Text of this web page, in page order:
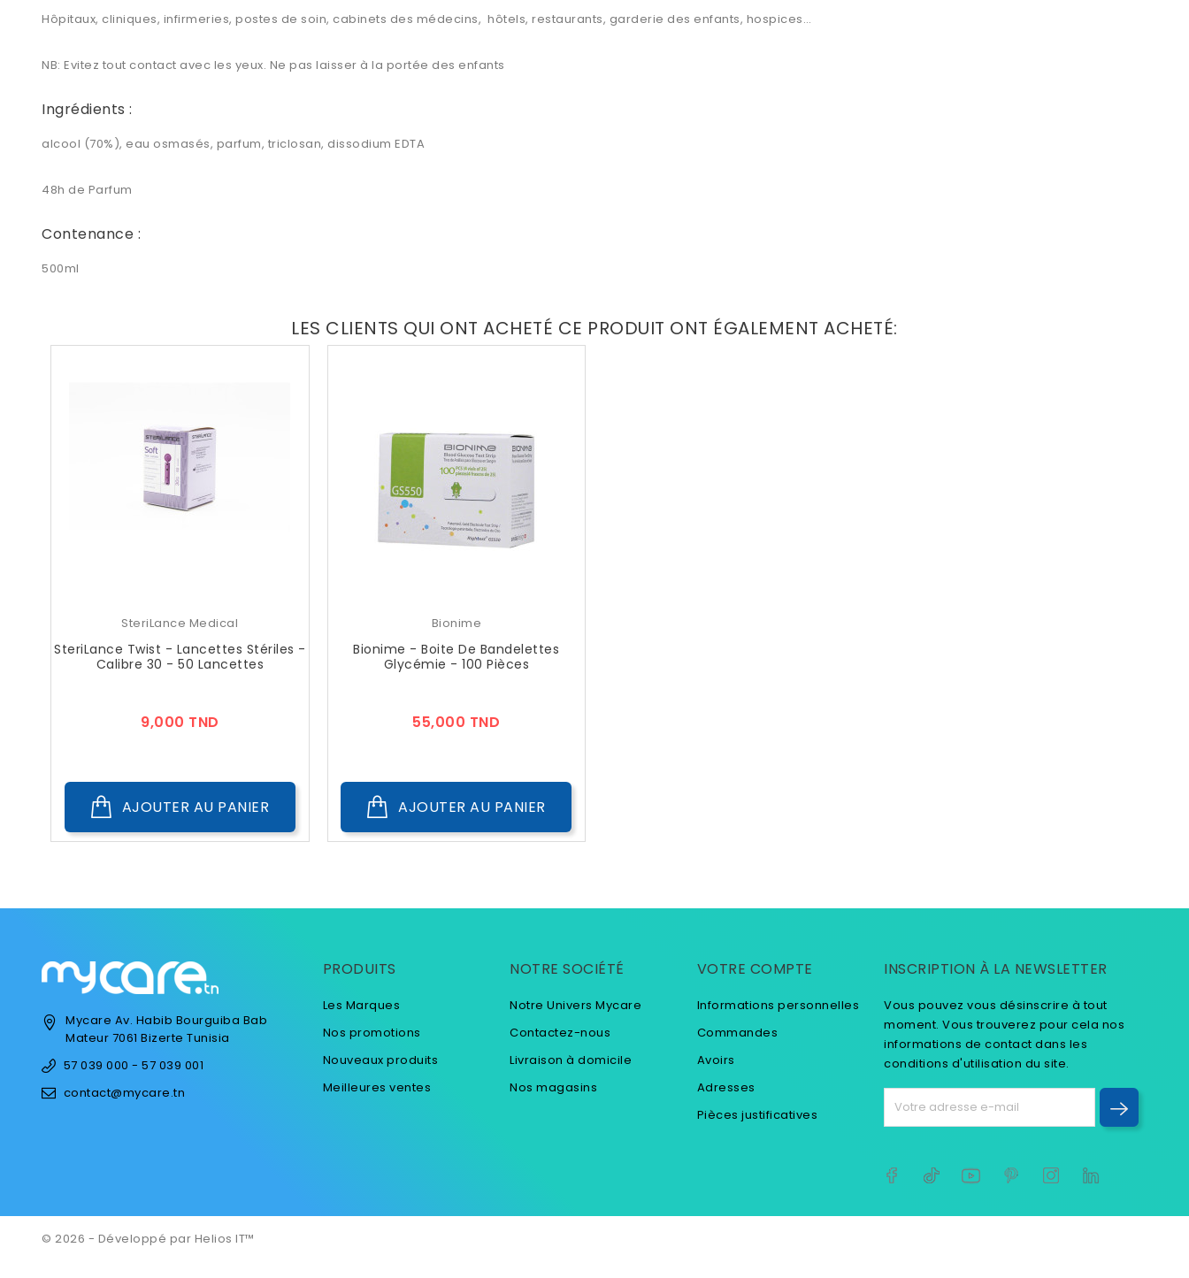
Hôpitaux, cliniques, infirmeries, postes de soin, cabinets des médecins, hôtels, restaurants, garderie des enfants, hospices…
NB: Evitez tout contact avec les yeux. Ne pas laisser à la portée des enfants
Ingrédients :
alcool (70%), eau osmasés, parfum, triclosan, dissodium EDTA
48h de Parfum
Contenance :
500ml
LES CLIENTS QUI ONT ACHETÉ CE PRODUIT ONT ÉGALEMENT ACHETÉ:
SteriLance Medical
SteriLance Twist - Lancettes Stériles -
Calibre 30 - 50 Lancettes
9,000 TND
AJOUTER AU PANIER
Bionime
Bionime - Boite De Bandelettes
Glycémie - 100 Pièces
55,000 TND
AJOUTER AU PANIER
Mycare Av. Habib Bourguiba Bab
Mateur 7061 Bizerte Tunisia
57 039 000 - 57 039 001
contact@mycare.tn
PRODUITS
Les Marques
Nos promotions
Nouveaux produits
Meilleures ventes
NOTRE SOCIÉTÉ
Notre Univers Mycare
Contactez-nous
Livraison à domicile
Nos magasins
VOTRE COMPTE
Informations personnelles
Commandes
Avoirs
Adresses
Pièces justificatives
INSCRIPTION À LA NEWSLETTER
Vous pouvez vous désinscrire à tout
moment. Vous trouverez pour cela nos
informations de contact dans les
conditions d'utilisation du site.
© 2026 - Développé par Helios IT™